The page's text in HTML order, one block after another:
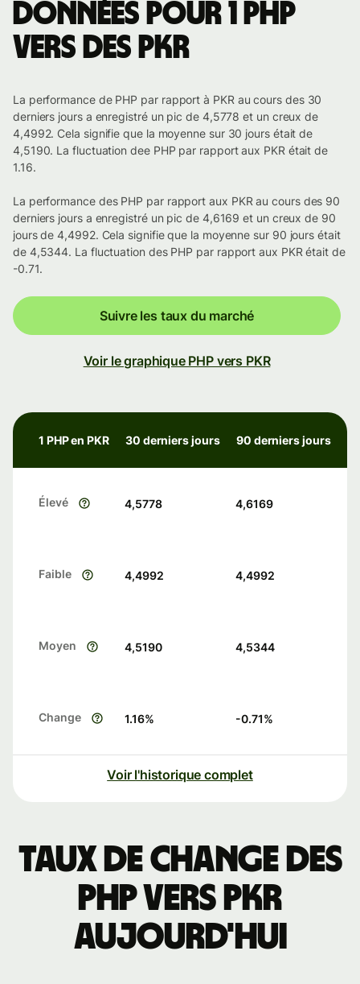
Données pour 1 PHP
vers des PKR
La performance de PHP par rapport à PKR au cours des 30
derniers jours a enregistré un pic de 4,5778 et un creux de
4,4992. Cela signifie que la moyenne sur 30 jours était de
4,5190. La fluctuation dee PHP par rapport aux PKR était de
1.16.
La performance des PHP par rapport aux PKR au cours des 90
derniers jours a enregistré un pic de 4,6169 et un creux de 90
jours de 4,4992. Cela signifie que la moyenne sur 90 jours était
de 4,5344. La fluctuation des PHP par rapport aux PKR était de
-0.71.
Suivre les taux du marché
Voir le graphique PHP vers PKR
1 PHP en PKR 30 derniers jours 90 derniers jours
Élevé 4,5778 4,6169
Faible 4,4992 4,4992
Moyen 4,5190 4,5344
Change 1.16% -0.71%
Voir l'historique complet
Taux de change des
PHP vers PKR
aujourd'hui